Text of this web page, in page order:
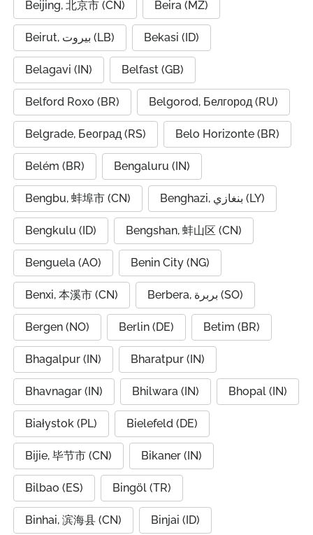
Beijing, 北京市 (CN) Beira (MZ)
Beirut, بيروت (LB) Bekasi (ID)
Belagavi (IN) Belfast (GB)
Belford Roxo (BR) Belgorod, Белгород (RU)
Belgrade, Београд (RS) Belo Horizonte (BR)
Belém (BR) Bengaluru (IN)
Bengbu, 蚌埠市 (CN) Benghazi, بنغازي (LY)
Bengkulu (ID) Bengshan, 蚌山区 (CN)
Benguela (AO) Benin City (NG)
Benxi, 本溪市 (CN) Berbera, بربرة (SO)
Bergen (NO) Berlin (DE) Betim (BR)
Bhagalpur (IN) Bharatpur (IN)
Bhavnagar (IN) Bhilwara (IN) Bhopal (IN)
Białystok (PL) Bielefeld (DE)
Bijie, 毕节市 (CN) Bikaner (IN)
Bilbao (ES) Bingöl (TR)
Binhai, 滨海县 (CN) Binjai (ID)